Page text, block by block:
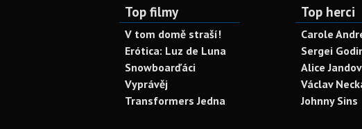
Top filmy
V tom domě straší!
Erótica: Luz de Luna
Snowboarďáci
Vyprávěj
Transformers Jedna
Top herci
Carole
Sergei
Alice
Václav
Johnny Sins